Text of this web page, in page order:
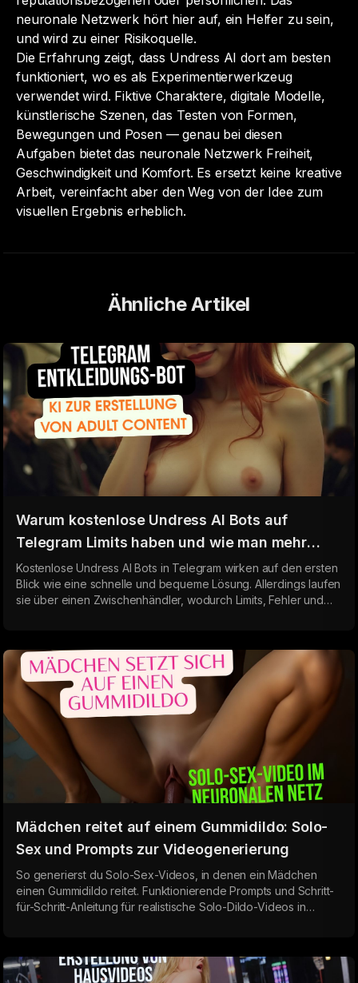
neuronale Netzwerk hört hier auf, ein Helfer zu sein,
und wird zu einer Risikoquelle.
Die Erfahrung zeigt, dass Undress AI dort am besten
funktioniert, wo es als Experimentierwerkzeug
verwendet wird. Fiktive Charaktere, digitale Modelle,
künstlerische Szenen, das Testen von Formen,
Bewegungen und Posen — genau bei diesen
Aufgaben bietet das neuronale Netzwerk Freiheit,
Geschwindigkeit und Komfort. Es ersetzt keine kreative
Arbeit, vereinfacht aber den Weg von der Idee zum
visuellen Ergebnis erheblich.
Ähnliche Artikel
Warum kostenlose Undress AI Bots auf
Telegram Limits haben und wie man mehr
Ergebnisse bekommt 2026
Kostenlose Undress AI Bots in Telegram wirken auf den ersten
Blick wie eine schnelle und bequeme Lösung. Allerdings laufen
sie über einen Zwischenhändler, wodurch Limits, Fehler und
hochwertigere Ergebnisse ohne Einschränkungen.
Mädchen reitet auf einem Gummidildo: Solo-
Sex und Prompts zur Videogenerierung
So generierst du Solo-Sex-Videos, in denen ein Mädchen
einen Gummidildo reitet. Funktionierende Prompts und Schritt-
für-Schritt-Anleitung für realistische Solo-Dildo-Videos in
Sex mit einem Gummidildo.